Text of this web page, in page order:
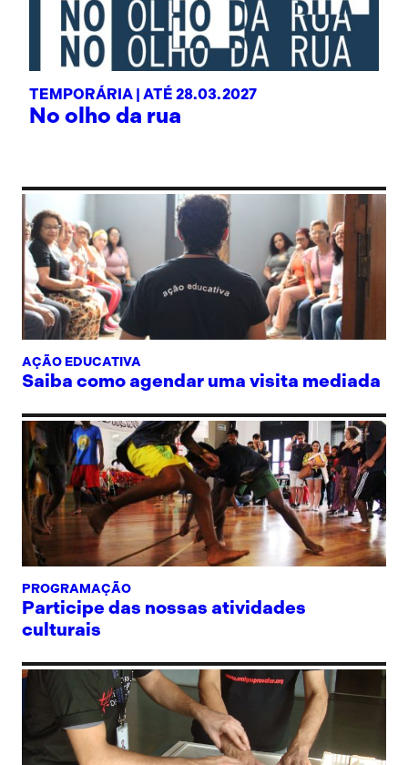
TEMPORÁRIA | ATÉ 28.03.2027
No olho da rua
AÇÃO EDUCATIVA
Saiba como agendar uma visita mediada
PROGRAMAÇÃO
Participe das nossas atividades
culturais